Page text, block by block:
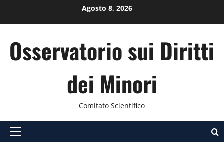
Agosto 8, 2026
Osservatorio sui Diritti
dei Minori
Comitato Scientifico
Menu